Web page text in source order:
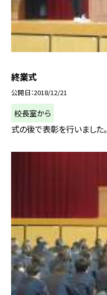
終業式
公開日 2018/12/21
校長室から
式の後で表彰を行いました。